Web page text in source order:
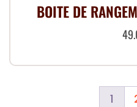
BOITE DE
1